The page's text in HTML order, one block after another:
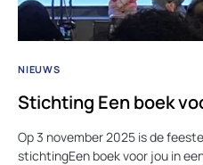
NIEUWS
Stichting Een boek
Op 3 november 2025 is de
stichtingEen boek voor jou in